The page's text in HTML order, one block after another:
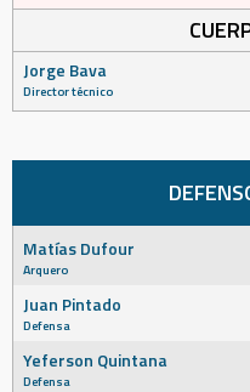
Jorge Bava
Director técnico
Matías Dufour
Arquero
Juan Pintado
Defensa
Yeferson Quintana
Defensa